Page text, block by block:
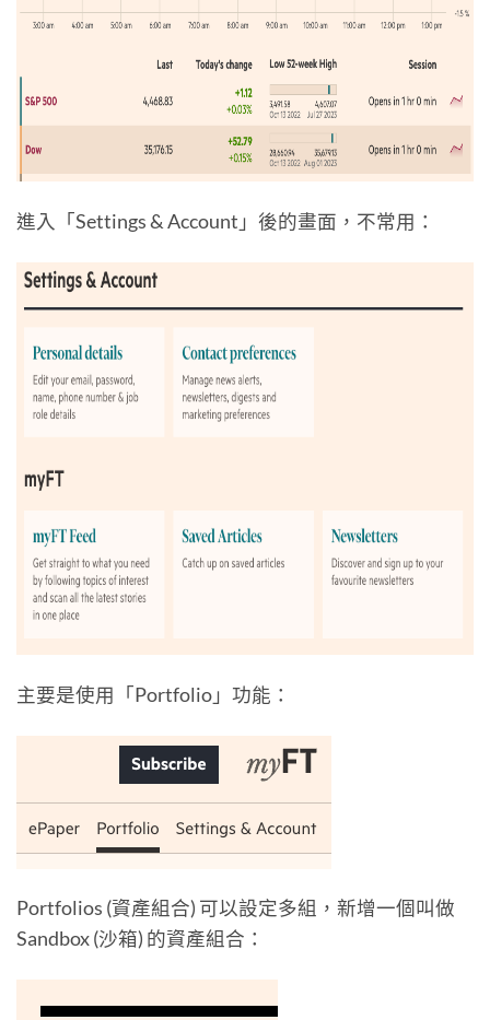
進入「Settings & Account」後的畫面，不常用：
主要是使用「Portfolio」功能：
Portfolios (資產組合) 可以設定多組，新增一個叫做
Sandbox (沙箱) 的資產組合：